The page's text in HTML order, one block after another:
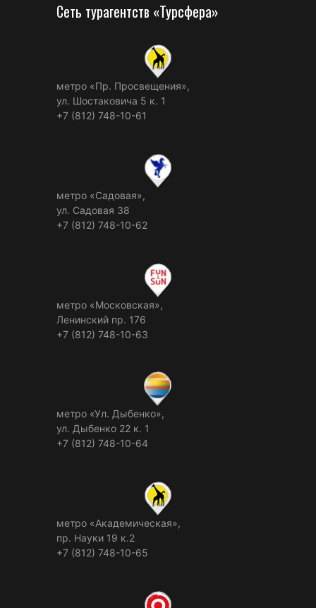
Сеть турагентств «Турсфера»
метро «Пр. Просвещения»,
ул. Шостаковича 5 к. 1
+7 (812) 748-10-61
метро «Садовая»,
ул. Садовая 38
+7 (812) 748-10-62
метро «Московская»,
Ленинский пр. 176
+7 (812) 748-10-63
метро «Ул. Дыбенко»,
ул. Дыбенко 22 к. 1
+7 (812) 748-10-64
метро «Академическая»,
пр. Науки 19 к.2
+7 (812) 748-10-65